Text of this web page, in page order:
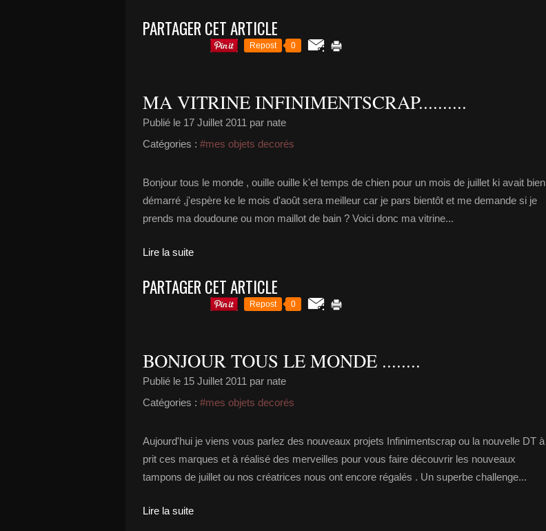
PARTAGER CET ARTICLE
Repost 0
MA VITRINE INFINIMENTSCRAP..........
Publié le 17 Juillet 2011 par nate
Catégories : #mes objets decorés
Bonjour tous le monde , ouille ouille k'el temps de chien pour un mois de juillet ki avait bien
démarré ,j'espère ke le mois d'août sera meilleur car je pars bientôt et me demande si je
prends ma doudoune ou mon maillot de bain ? Voici donc ma vitrine...
Lire la suite
PARTAGER CET ARTICLE
Repost 0
BONJOUR TOUS LE MONDE ........
Publié le 15 Juillet 2011 par nate
Catégories : #mes objets decorés
Aujourd'hui je viens vous parlez des nouveaux projets Infinimentscrap ou la nouvelle DT à
prit ces marques et à réalisé des merveilles pour vous faire découvrir les nouveaux
tampons de juillet ou nos créatrices nous ont encore régalés . Un superbe challenge...
Lire la suite